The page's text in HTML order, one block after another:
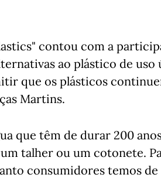
contou com a
ao plástico de uso
que os plásticos
Martins.
que têm de durar 200
talher ou um cotonete.
consumidores temos de